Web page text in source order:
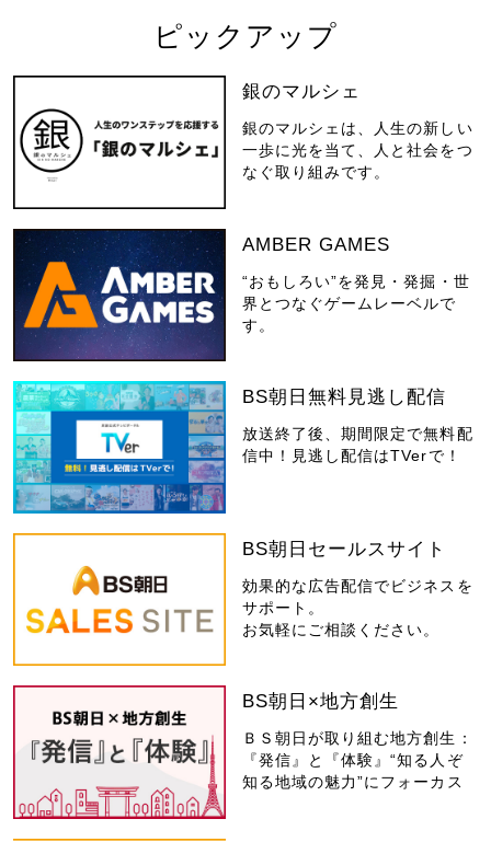
ピックアップ
銀のマルシェ
銀のマルシェは、人生の新しい
一歩に光を当て、人と社会をつ
なぐ取り組みです。
AMBER GAMES
“おもしろい”を発見・発掘・世
界とつなぐゲームレーベルで
す。
BS朝日無料見逃し配信
放送終了後、期間限定で無料配
信中！見逃し配信はTVerで！
BS朝日セールスサイト
効果的な広告配信でビジネスを
サポート。
お気軽にご相談ください。
BS朝日×地方創生
ＢＳ朝日が取り組む地方創生：
『発信』と『体験』“知る人ぞ
知る地域の魅力”にフォーカス